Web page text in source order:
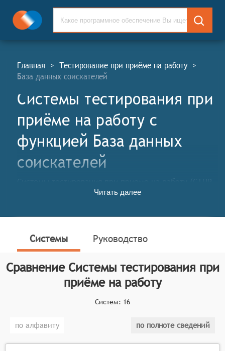
Главная > Тестирование при приёме на работу >
База данных соискателей
Системы тестирования при
приёме на работу c
функцией База данных
соискателей
англ. Pre-Employment Testing Systems, PET) – это
используемых работодателями для оценки
способностей потенциальных сотрудников. Эти
системы играют важную роль в процессе найма,
помогая компаниям определить наиболее
квалифицированных и подходящих кандидатов на
открытые позиции.
Классификатор программных продуктов Соваре
для систем. Для того чтобы соответствовать
категории систем тестирования при приёме на
Читать далее
Системы Руководство
Сравнение Системы тестирования при
приёме на работу
Систем: 16
по алфавиту по полноте сведений